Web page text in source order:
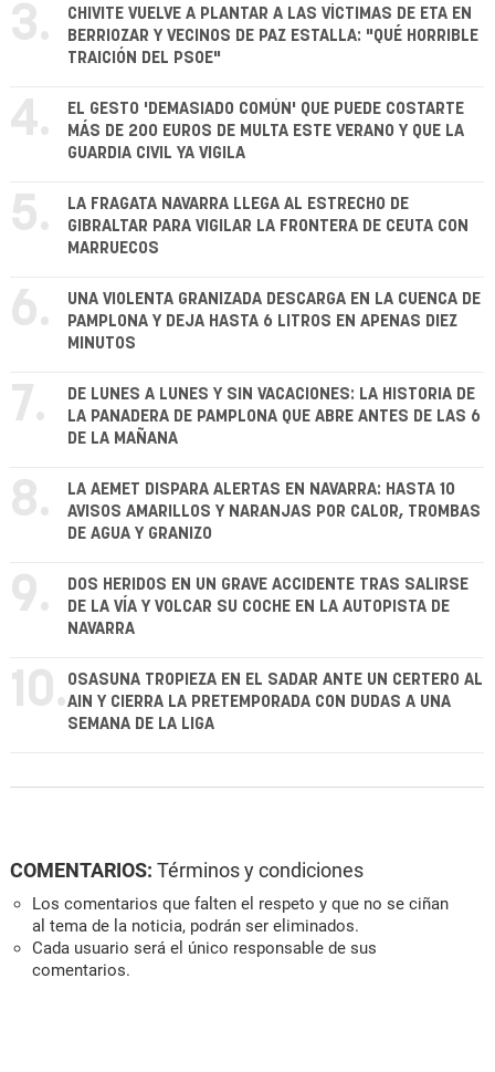
3.
CHIVITE VUELVE A PLANTAR A LAS VÍCTIMAS DE ETA EN
BERRIOZAR Y VECINOS DE PAZ ESTALLA: "QUÉ HORRIBLE
TRAICIÓN DEL PSOE"
4.
EL GESTO 'DEMASIADO COMÚN' QUE PUEDE COSTARTE
MÁS DE 200 EUROS DE MULTA ESTE VERANO Y QUE LA
GUARDIA CIVIL YA VIGILA
5.
LA FRAGATA NAVARRA LLEGA AL ESTRECHO DE
GIBRALTAR PARA VIGILAR LA FRONTERA DE CEUTA CON
MARRUECOS
6.
UNA VIOLENTA GRANIZADA DESCARGA EN LA CUENCA DE
PAMPLONA Y DEJA HASTA 6 LITROS EN APENAS DIEZ
MINUTOS
7.
DE LUNES A LUNES Y SIN VACACIONES: LA HISTORIA DE
LA PANADERA DE PAMPLONA QUE ABRE ANTES DE LAS 6
DE LA MAÑANA
8.
LA AEMET DISPARA ALERTAS EN NAVARRA: HASTA 10
AVISOS AMARILLOS Y NARANJAS POR CALOR, TROMBAS
DE AGUA Y GRANIZO
9.
DOS HERIDOS EN UN GRAVE ACCIDENTE TRAS SALIRSE
DE LA VÍA Y VOLCAR SU COCHE EN LA AUTOPISTA DE
NAVARRA
10. OSASUNA TROPIEZA EN EL SADAR ANTE UN CERTERO AL
AIN Y CIERRA LA PRETEMPORADA CON DUDAS A UNA
SEMANA DE LA LIGA
COMENTARIOS: Términos y condiciones
Los comentarios que falten el respeto y que no se ciñan
al tema de la noticia, podrán ser eliminados.
Cada usuario será el único responsable de sus
comentarios.